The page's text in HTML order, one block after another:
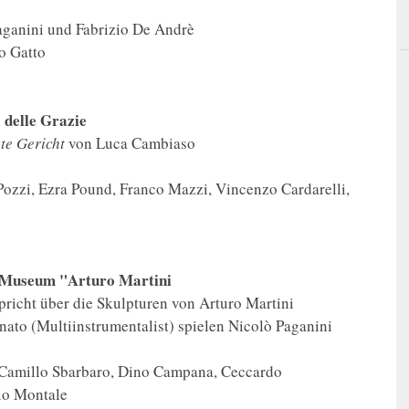
und Fabrizio De Andrè
Gatto
Grazie
Gerichtvon Luca Cambiaso
Ezra Pound, Franco Mazzi, Vincenzo Cardarelli,
"Arturo Martini
über die Skulpturen von Arturo Martini
(Multiinstrumentalist) spielen Nicolò Paganini
Sbarbaro, Dino Campana, Ceccardo
Montale